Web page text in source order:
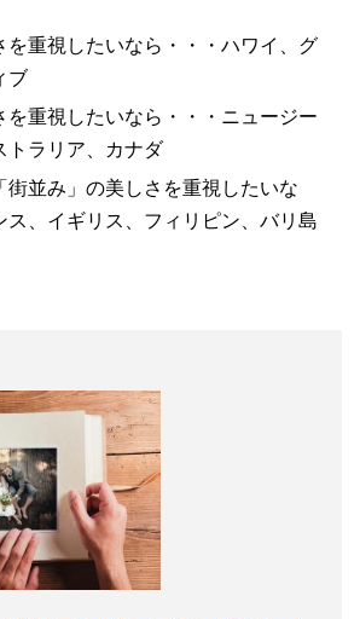
を重視したいなら・・・ハワイ、グ
ブ
を重視したいなら・・・ニュージー
トラリア、カナダ
街並み」の美しさを重視したいな
ス、イギリス、フィリピン、バリ島